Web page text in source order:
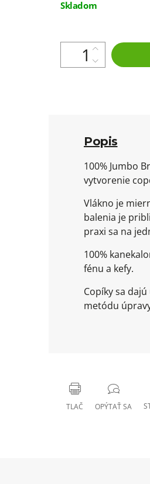
Jednotková
Skladom
Popis
100% Jumbo
vytvorenie
Vlákno je
balenia je
praxi sa na
100%
fénu a kefy.
Copíky sa
metódu
TLAČ OPÝTAŤ SA